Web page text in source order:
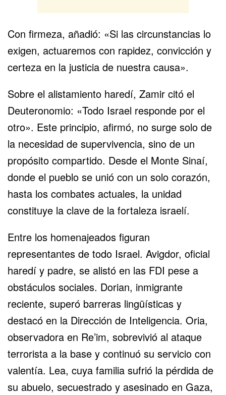
Con firmeza, añadió: «Si las circunstancias lo
exigen, actuaremos con rapidez, convicción y
certeza en la justicia de nuestra causa».
Sobre el alistamiento haredí, Zamir citó el
Deuteronomio: «Todo Israel responde por el
otro». Este principio, afirmó, no surge solo de
la necesidad de supervivencia, sino de un
propósito compartido. Desde el Monte Sinaí,
donde el pueblo se unió con un solo corazón,
hasta los combates actuales, la unidad
constituye la clave de la fortaleza israelí.
Entre los homenajeados figuran
representantes de todo Israel. Avigdor, oficial
haredí y padre, se alistó en las FDI pese a
obstáculos sociales. Dorian, inmigrante
reciente, superó barreras lingüísticas y
destacó en la Dirección de Inteligencia. Oria,
observadora en Re’im, sobrevivió al ataque
terrorista a la base y continuó su servicio con
valentía. Lea, cuya familia sufrió la pérdida de
su abuelo, secuestrado y asesinado en Gaza,